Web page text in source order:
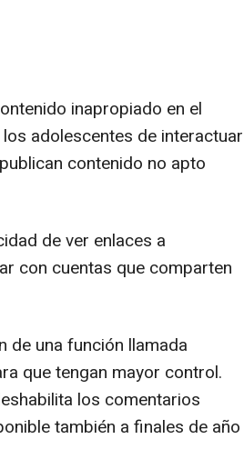
inapropiado en el
adolescentes de interactuar
contenido no apto
de ver enlaces a
con cuentas que comparten
una función llamada
que tengan mayor control.
los comentarios
también a finales de año